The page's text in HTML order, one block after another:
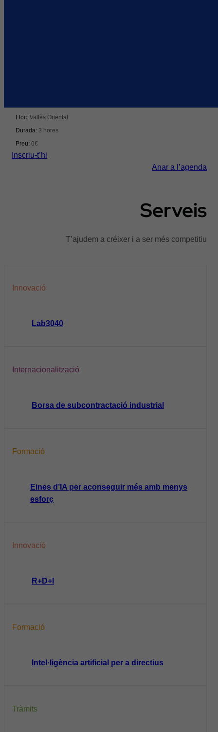
Lloc: Vallès Oriental
Durada: 3 hores
Preu: 0€
Inscriu-t’hi
Anar a l’agenda
Serveis
T’ajudem a créixer i a ser més competitiu
Innovació
Lab3040
Internacionalització
Borsa de subcontractació industrial
Formació
Eines d’IA per aconseguir més amb menys
esforç
Innovació
R+D+I
Formació
Intel·ligència artificial per a directius
Tràmits